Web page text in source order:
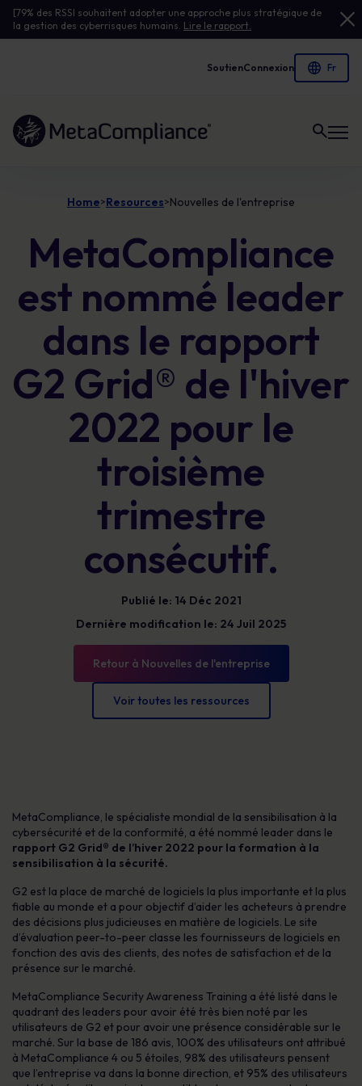
[79% des RSSI souhaitent adopter une approche plus stratégique de
la gestion des cyberrisques humains. Lire le rapport.
SoutienConnexion
Lien vers la page d'accueil
Home>Resources>Nouvelles de l'entreprise
MetaCompliance
est nommé leader
dans le rapport
G2 Grid® de l'hiver
2022 pour le
troisième
trimestre
consécutif.
Publié le: 14 Déc 2021
Dernière modification le: 24 Juil 2025
Retour à Nouvelles de l'entreprise
Voir toutes les ressources
MetaCompliance, le spécialiste mondial de la sensibilisation à la
cybersécurité et de la conformité, a été nommé leader dans le
rapport G2 Grid® de l’hiver 2022 pour la formation à la
sensibilisation à la sécurité.
G2 est la place de marché de logiciels la plus importante et la plus
fiable au monde et a pour objectif d’aider les acheteurs à prendre
des décisions plus judicieuses en matière de logiciels. Le site
d’évaluation peer-to-peer classe les fournisseurs de logiciels en
fonction des avis des clients, des notes de satisfaction et de la
présence sur le marché.
MetaCompliance Security Awareness Training a été listé dans le
quadrant des leaders pour avoir été très bien noté par les
utilisateurs de G2 et pour avoir une présence considérable sur le
marché. Sur la base de 186 avis, 100% des utilisateurs ont attribué
à MetaCompliance 4 ou 5 étoiles, 98% des utilisateurs pensent
que l’entreprise va dans la bonne direction, et 95% des utilisateurs